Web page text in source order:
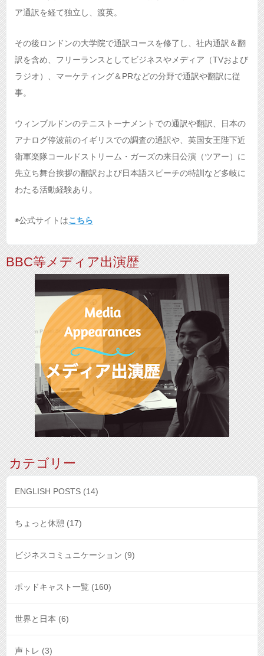
ア通訳を経て独立し、渡英。
その後ロンドンの大学院で通訳コースを修了し、社内通訳＆翻
訳を含め、フリーランスとしてビジネスやメディア（TVおよび
ラジオ）、マーケティング＆PRなどの分野で通訳や翻訳に従
事。
ウィンブルドンのテニストーナメントでの通訳や翻訳、日本の
アナログ停波前のイギリスでの調査の通訳や、英国女王陛下近
衛軍楽隊コールドストリーム・ガーズの来日公演（ツアー）に
先立ち舞台挨拶の翻訳および日本語スピーチの特訓など多岐に
わたる活動経験あり。
◉公式サイトはこちら
BBC等メディア出演歴
カテゴリー
ENGLISH POSTS (14)
ちょっと休憩 (17)
ビジネスコミュニケーション (9)
ポッドキャスト一覧 (160)
世界と日本 (6)
声トレ (3)